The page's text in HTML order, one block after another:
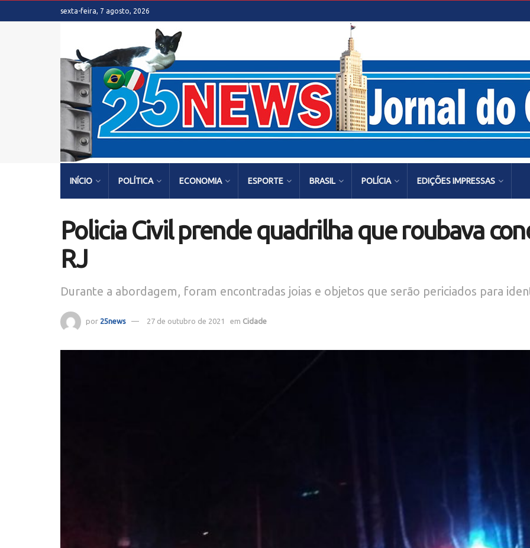
sexta-feira, 7 agosto, 2026
INÍCIO POLÍTICA ECONOMIA ESPORTE BRASIL POLÍCIA EDIÇÕES IMPRESSAS
Policia Civil prende quadrilha que roubava
RJ
Durante a abordagem, foram encontradas joias e objetos que serão periciados para
por 25news 27 de outubro de 2021 em Cidade